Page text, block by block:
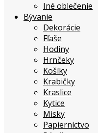
Iné oblečenie
Bývanie
Dekorácie
Fľaše
Hodiny
Hrnčeky
Košíky
Krabičky
Kraslice
Kytice
Misky
Papierníctvo